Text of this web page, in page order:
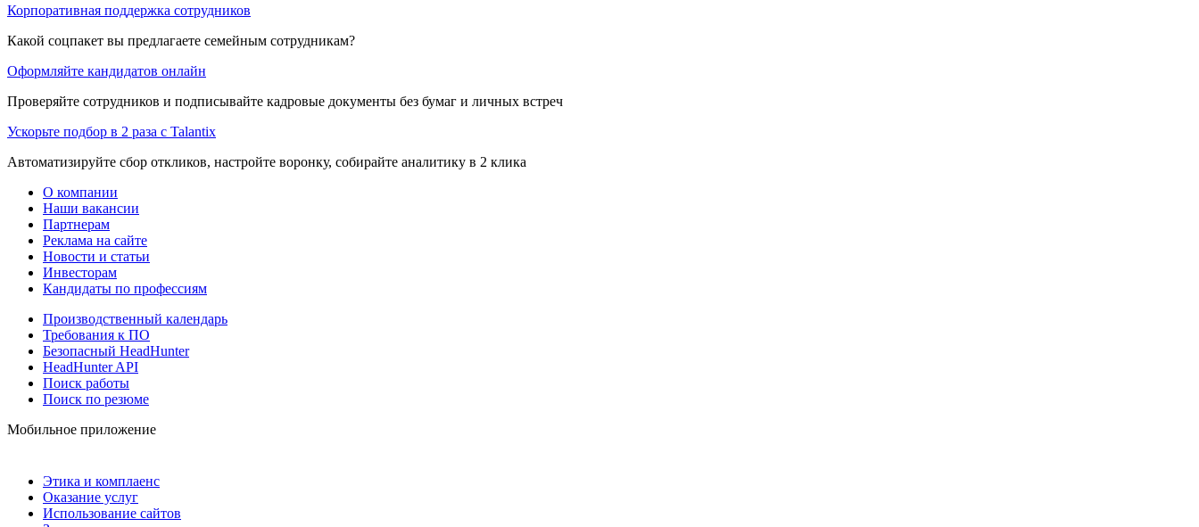
Корпоративная поддержка сотрудников
Какой соцпакет вы предлагаете семейным сотрудникам?
Оформляйте кандидатов онлайн
Проверяйте сотрудников и подписывайте кадровые документы без бумаг и личных встреч
Ускорьте подбор в 2 раза с Talantix
Автоматизируйте сбор откликов, настройте воронку, собирайте аналитику в 2 клика
О компании
Наши вакансии
Партнерам
Реклама на сайте
Новости и статьи
Инвесторам
Кандидаты по профессиям
Производственный календарь
Требования к ПО
Безопасный HeadHunter
HeadHunter API
Поиск работы
Поиск по резюме
Мобильное приложение
Этика и комплаенс
Оказание услуг
Использование сайтов